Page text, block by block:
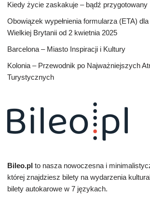
Kiedy życie zaskakuje – bądź przygotowany
Obowiązek wypełnienia formularza (ETA)
Wielkiej Brytanii od 2 kwietnia 2025
Barcelona – Miasto Inspiracji i Kultury
Kolonia – Przewodnik po Najważniejszych
Turystycznych
Bileo.pl to nasza nowoczesna i
której znajdziesz bilety na wydarzenia
bilety autokarowe w 7 językach.